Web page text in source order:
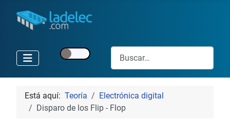
Buscar
Está aquí: Teoría
Electrónica digital
Disparo de los Flip - Flop